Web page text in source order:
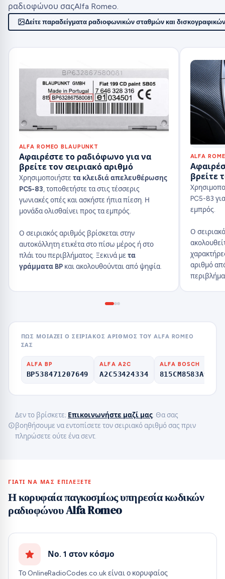
ραδιοφώνου σαςAlfa Romeo.
Δείτε παραδείγματα ραδιοφωνικών σταθμών και δισκογραφικών
ALFA ROMEO BLAUPUNKT
Αφαιρέστε το ραδιόφωνο για να
βρείτε τον σειριακό αριθμό
Χρησιμοποιήστε τα κλειδιά απελευθέρωσης
PC5-83 , τοποθετήστε τα στις τέσσερις
γωνιακές οπές και ασκήστε ήπια πίεση. Η
μονάδα ολισθαίνει προς τα εμπρός.
Ο σειριακός αριθμός βρίσκεται στην
αυτοκόλλητη ετικέτα στο πίσω μέρος ή στο
πλάι του περιβλήματος. Ξεκινά με τα
γράμματα BPκαι ακολουθούνται από ψηφία.
ALFA
βρείτε
PC5-83
εμπρός.
Ο
αριθμό
ΠΏΣ ΜΟΙΆΖΕΙ Ο ΣΕΙΡΙΑΚΌΣ ΑΡΙΘΜΌΣ ΤΟΥ ALFA ROMEO
ΣΑΣ
ALFA BP
BP538471207649
ALFA A2C
A2C53424334
ALFA BOSCH
Δεν το βρίσκετε; Επικοινωνήστε μαζί μας . Θα σας
βοηθήσουμε να εντοπίσετε τον σειριακό αριθμό σας πριν
πληρώσετε ούτε ένα σεντ.
ΓΙΑΤΊ ΝΑ ΜΑΣ ΕΠΙΛΈΞΕΤΕ
Η κορυφαία παγκοσμίως υπηρεσία κωδικών
ραδιοφώνου Alfa Romeo
Νο. 1 στον κόσμο
Το OnlineRadioCodes.co.uk είναι ο κορυφαίος